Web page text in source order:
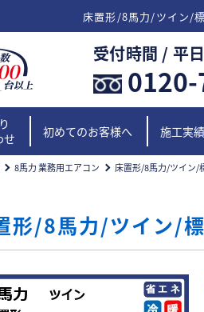
床置形/8馬力/ツイン/
受付時間 / 平
せ
初めてのお客様へ 施工実績
8馬力 業務用エアコン 床置形/8馬力/ツイン/
形/8馬力/ツイン/